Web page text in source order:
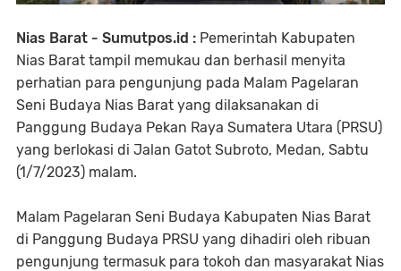
Nias Barat - Sumutpos.id : Pemerintah Kabupaten
Nias Barat tampil memukau dan berhasil menyita
perhatian para pengunjung pada Malam Pagelaran
Seni Budaya Nias Barat yang dilaksanakan di
Panggung Budaya Pekan Raya Sumatera Utara (PRSU)
yang berlokasi di Jalan Gatot Subroto, Medan, Sabtu
(1/7/2023) malam.
Malam Pagelaran Seni Budaya Kabupaten Nias Barat
di Panggung Budaya PRSU yang dihadiri oleh ribuan
pengunjung termasuk para tokoh dan masyarakat Nias